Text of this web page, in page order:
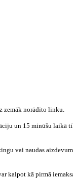
zemāk norādīto linku.
un 15 minūšu laikā
vai naudas
kalpot kā pirmā